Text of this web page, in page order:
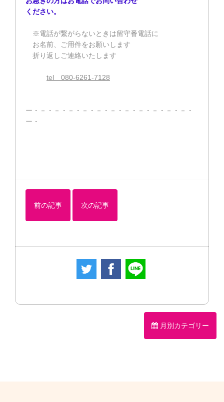
ください。
※電話が繋がらないときは留守番電話に
お名前、ご用件をお願いします
折り返しご連絡いたします
tel 080-6261-7128
ー・－・－・－・－・－・－・－・－・－・－・－・
ー・
前の記事 次の記事
月別カテゴリー